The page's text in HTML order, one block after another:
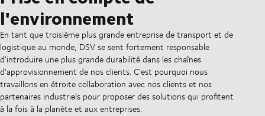
l'environnement
En tant que troisième plus grande entreprise de transport et de
logistique au monde, DSV se sent fortement responsable
d'introduire une plus grande durabilité dans les chaînes
d'approvisionnement de nos clients. C'est pourquoi nous
travaillons en étroite collaboration avec nos clients et nos
partenaires industriels pour proposer des solutions qui profitent
à la fois à la planète et aux entreprises.